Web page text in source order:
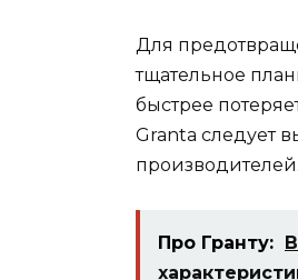
Для
тщательное
быстрее
Granta следует
производителей.
Про Гранту: